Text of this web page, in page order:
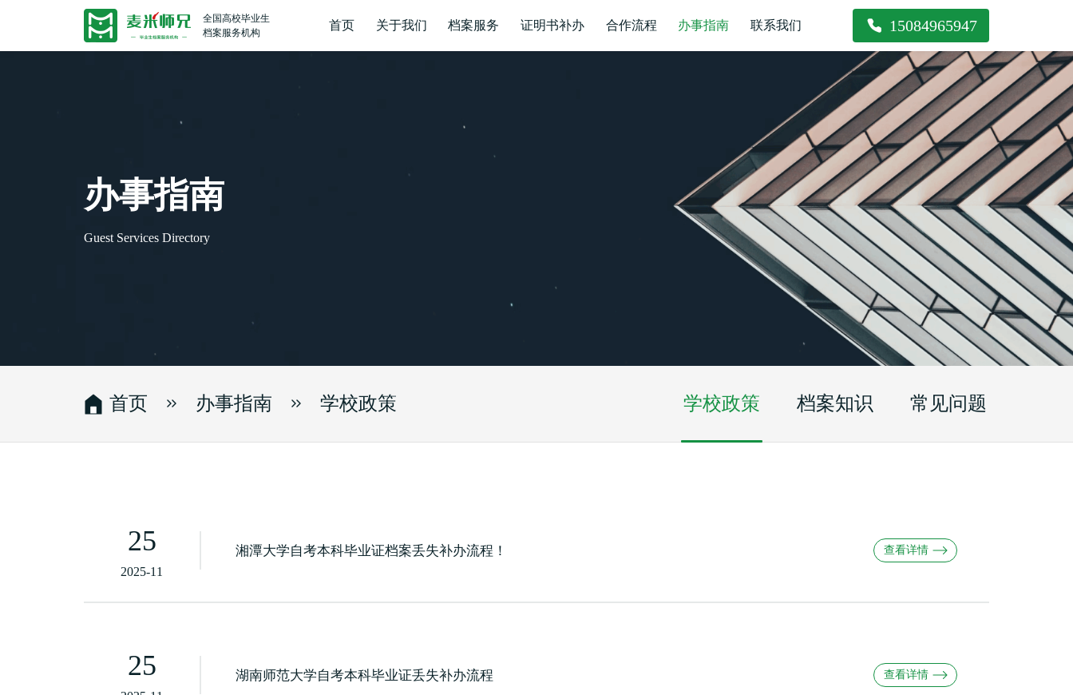
全国高校毕业生
档案服务机构
首页 关于我们 档案服务 证明书补办 合作流程 办事指南 联系我们 15084965947
办事指南
Guest Services Directory
首页 办事指南 学校政策 学校政策 档案知识 常见问题
25
2025-11
湘潭大学自考本科毕业证档案丢失补办流程！ 查看详情
25 湖南师范大学自考本科毕业证丢失补办流程 查看详情